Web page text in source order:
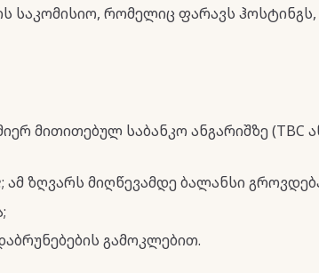
რომელიც ფარავს ჰოსტინგს,
მითითებულ საბანკო ანგარიშზე (TBC
; ამ ზღვარს მიღწევამდე ბალანსი
გამოკლებით.